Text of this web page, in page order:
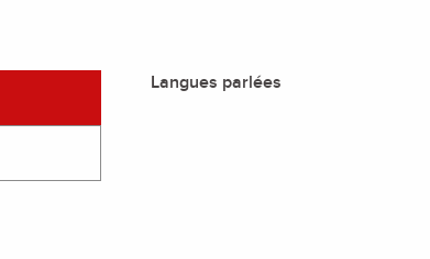
Langues parlées
Langues parlées